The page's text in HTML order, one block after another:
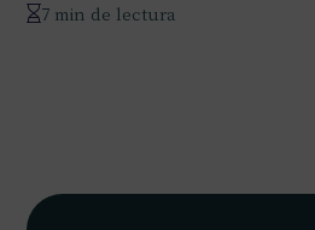
7 min de lectura